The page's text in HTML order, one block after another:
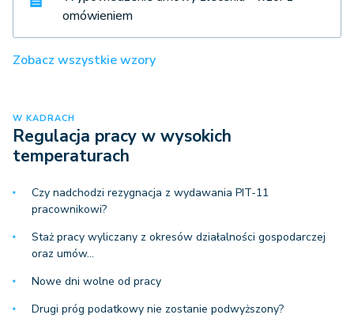
omówieniem
Zobacz wszystkie wzory
W KADRACH
Regulacja pracy w wysokich
temperaturach
Czy nadchodzi rezygnacja z wydawania PIT-11
pracownikowi?
Staż pracy wyliczany z okresów działalności gospodarczej
oraz umów…
Nowe dni wolne od pracy
Drugi próg podatkowy nie zostanie podwyższony?